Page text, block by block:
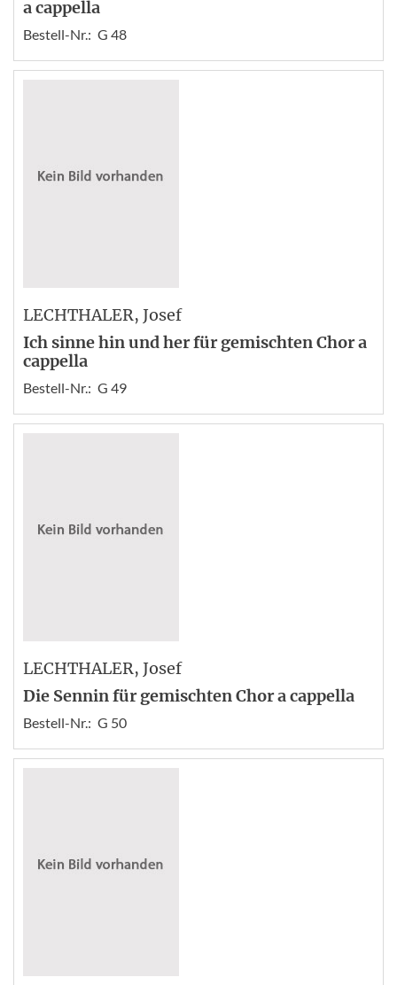
a cappella
Bestell-Nr.: G 48
LECHTHALER, Josef
Ich sinne hin und her für gemischten Chor a
cappella
Bestell-Nr.: G 49
LECHTHALER, Josef
Die Sennin für gemischten Chor a cappella
Bestell-Nr.: G 50